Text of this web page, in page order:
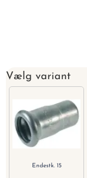
Vælg variant
Endestk. 15